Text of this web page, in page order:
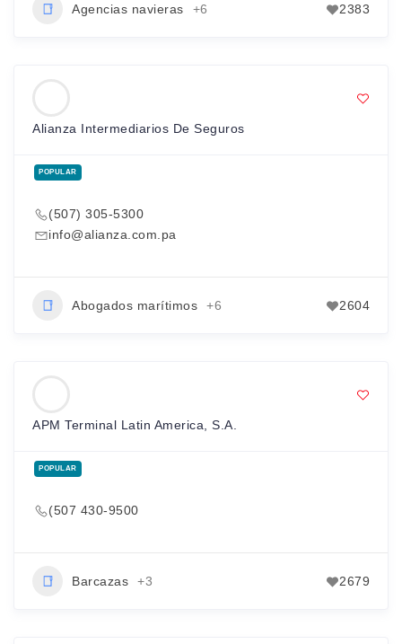
Agencias navieras +6 2383
Alianza Intermediarios De Seguros
POPULAR
(507) 305-5300
info@alianza.com.pa
Abogados marítimos +6 2604
APM Terminal Latin America, S.A.
POPULAR
(507 430-9500
Barcazas +3 2679